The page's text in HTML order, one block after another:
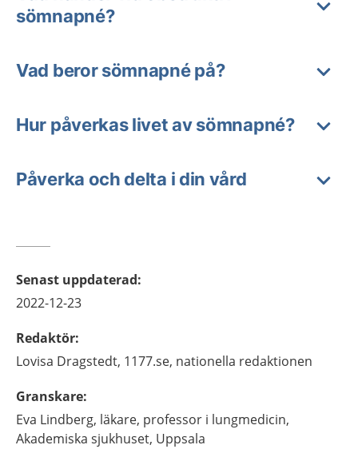
sömnapné?
Vad beror sömnapné på?
Hur påverkas livet av sömnapné?
Påverka och delta i din vård
Senast uppdaterad:
2022-12-23
Redaktör:
Lovisa Dragstedt, 1177.se, nationella redaktionen
Granskare:
Eva Lindberg, läkare, professor i lungmedicin,
Akademiska sjukhuset, Uppsala